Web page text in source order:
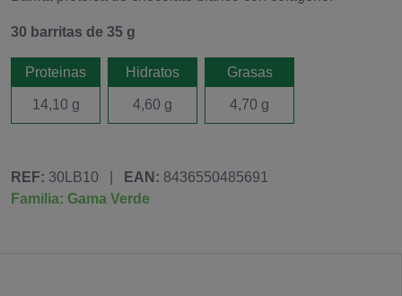
30 barritas de 35 g
Proteinas
14,10 g
Hidratos
4,60 g
Grasas
4,70 g
REF: 30LB10 EAN: 8436550485691
Familia: Gama Verde